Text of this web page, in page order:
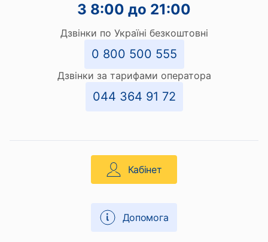
З 8:00 до 21:00
Дзвінки по Україні безкоштовні
0 800 500 555
Дзвінки за тарифами оператора
044 364 91 72
Кабінет
Допомога